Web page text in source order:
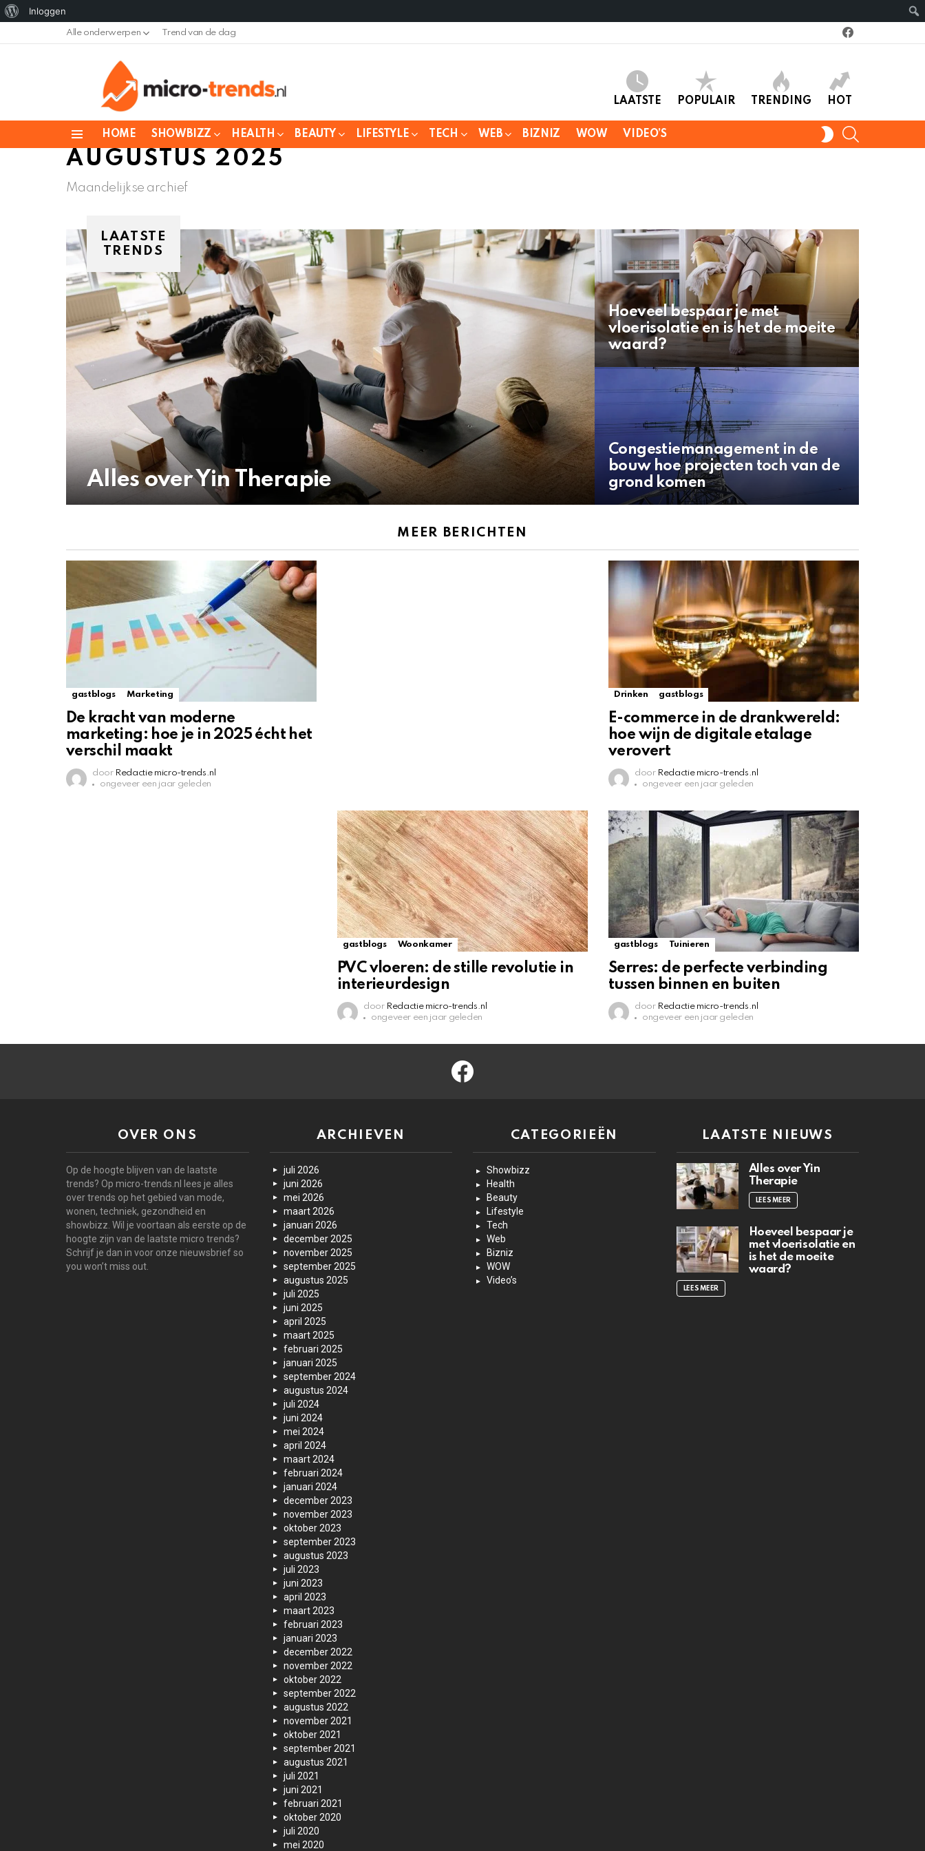
Alle onderwerpen Trend van de dag
LAATSTE POPULAIR TRENDING HOT
HOME SHOWBIZZ HEALTH BEAUTY LIFESTYLE TECH WEB BIZNIZ WOW VIDEO’S
SWITCH
SKIN
AUGUSTUS 2025
Maandelijkse archief
LAATSTE
TRENDS
Alles over Yin Therapie
Hoeveel bespaar je met
vloerisolatie en is het de moeite
waard?
Congestiemanagement in de
bouw hoe projecten toch van de
grond komen
MEER BERICHTEN
gastblogs Marketing
De kracht van moderne
marketing: hoe je in 2025 écht het
verschil maakt
door Redactie micro-trends.nl
ongeveer een jaar geleden
Drinken gastblogs
E-commerce in de drankwereld:
hoe wijn de digitale etalage
verovert
door Redactie micro-trends.nl
ongeveer een jaar geleden
gastblogs Woonkamer
PVC vloeren: de stille revolutie in
interieurdesign
door Redactie micro-trends.nl
ongeveer een jaar geleden
gastblogs Tuinieren
Serres: de perfecte verbinding
tussen binnen en buiten
door Redactie micro-trends.nl
ongeveer een jaar geleden
facebook
OVER ONS
Op de hoogte blijven van de laatste
trends? Op micro-trends.nl lees je alles
over trends op het gebied van mode,
wonen, techniek, gezondheid en
showbizz. Wil je voortaan als eerste op de
hoogte zijn van de laatste micro trends?
Schrijf je dan in voor onze nieuwsbrief so
you won’t miss out.
ARCHIEVEN
juli 2026
juni 2026
mei 2026
maart 2026
januari 2026
december 2025
november 2025
september 2025
augustus 2025
juli 2025
juni 2025
april 2025
maart 2025
februari 2025
januari 2025
september 2024
augustus 2024
juli 2024
juni 2024
mei 2024
april 2024
maart 2024
februari 2024
januari 2024
december 2023
november 2023
oktober 2023
september 2023
augustus 2023
juli 2023
juni 2023
april 2023
maart 2023
februari 2023
januari 2023
december 2022
november 2022
oktober 2022
september 2022
augustus 2022
november 2021
oktober 2021
september 2021
augustus 2021
juli 2021
juni 2021
februari 2021
oktober 2020
juli 2020
mei 2020
CATEGORIEËN
Showbizz
Health
Beauty
Lifestyle
Tech
Web
Bizniz
WOW
Video’s
LAATSTE NIEUWS
Alles over Yin
Therapie
LEES MEER
Hoeveel bespaar je
met vloerisolatie en
is het de moeite
waard?
LEES MEER
Over
Inloggen